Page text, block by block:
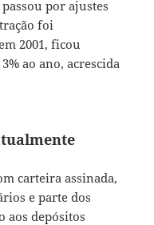
passou por ajustes
foi
2001, ficou
ao ano, acrescida
carteira assinada,
e parte dos
aos depósitos